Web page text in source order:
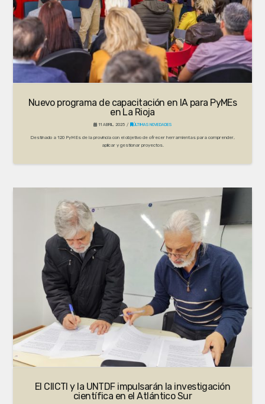
Nuevo programa de capacitación en IA para PyMEs
en La Rioja
11 ABRIL, 2025 ÚLTIMAS NOVEDADES
Destinado a 120 PyMEs de la provincia con el objetivo de ofrecer herramientas para comprender,
aplicar y gestionar proyectos.
El CIICTI y la UNTDF impulsarán la investigación
científica en el Atlántico Sur